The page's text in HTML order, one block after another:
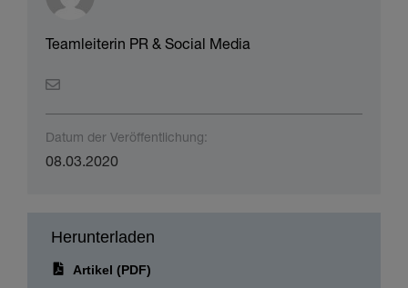
Datum der Veröffentlichung:
Herunterladen